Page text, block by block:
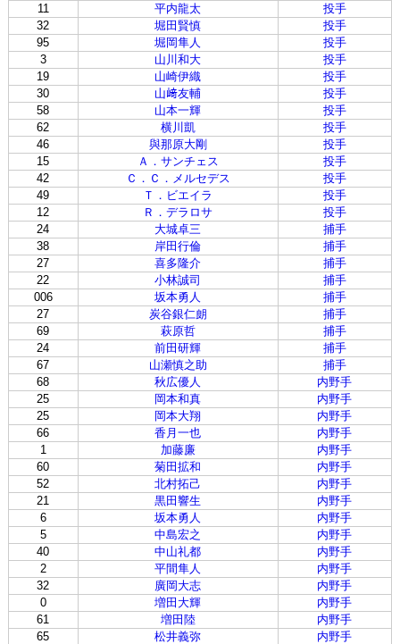
11
平内龍太
投手
32
堀田賢慎
投手
95
堀岡隼人
投手
3
山川和大
投手
19
山崎伊織
投手
30
山﨑友輔
投手
58
山本一輝
投手
62
横川凱
投手
46
與那原大剛
投手
15
Ａ．サンチェス
投手
42
Ｃ．Ｃ．メルセデス
投手
49
Ｔ．ビエイラ
投手
12
Ｒ．デラロサ
投手
24
大城卓三
捕手
38
岸田行倫
捕手
27
喜多隆介
捕手
22
小林誠司
捕手
006
坂本勇人
捕手
27
炭谷銀仁朗
捕手
69
萩原哲
捕手
24
前田研輝
捕手
67
山瀬慎之助
捕手
68
秋広優人
内野手
25
岡本和真
内野手
25
岡本大翔
内野手
66
香月一也
内野手
1
加藤廉
内野手
60
菊田拡和
内野手
52
北村拓己
内野手
21
黒田響生
内野手
6
坂本勇人
内野手
5
中島宏之
内野手
40
中山礼都
内野手
2
平間隼人
内野手
32
廣岡大志
内野手
0
増田大輝
内野手
61
増田陸
内野手
65
松井義弥
内野手